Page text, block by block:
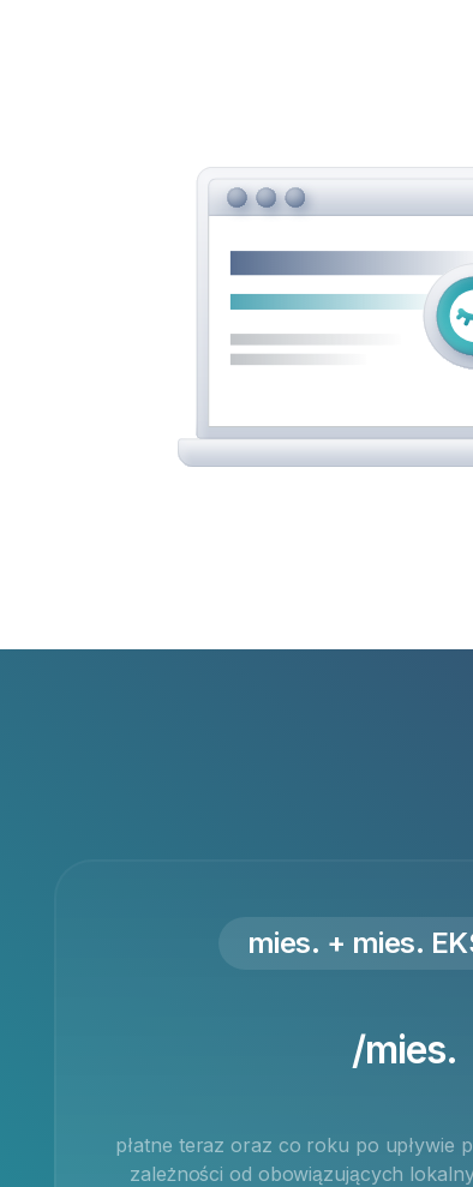
mies. + mies.
/mies.
płatne teraz oraz co roku po upływie
zależności od obowiązujących